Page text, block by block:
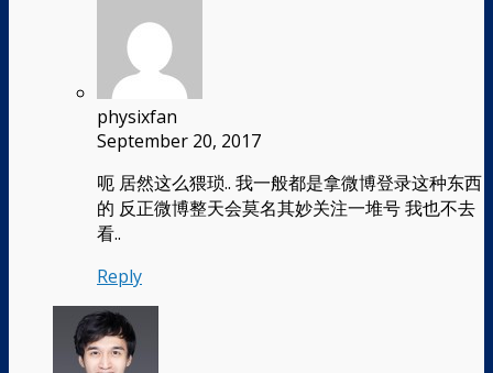
physixfan
September 20, 2017
呃 居然这么猥琐.. 我一般都是拿微博登录这种东西
的 反正微博整天会莫名其妙关注一堆号 我也不去
看..
Reply